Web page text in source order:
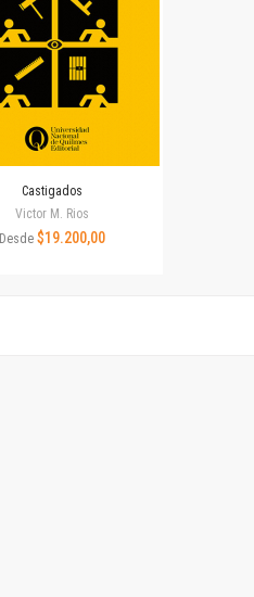
Castigados
Victor M. Rios
Desde $19.200,00